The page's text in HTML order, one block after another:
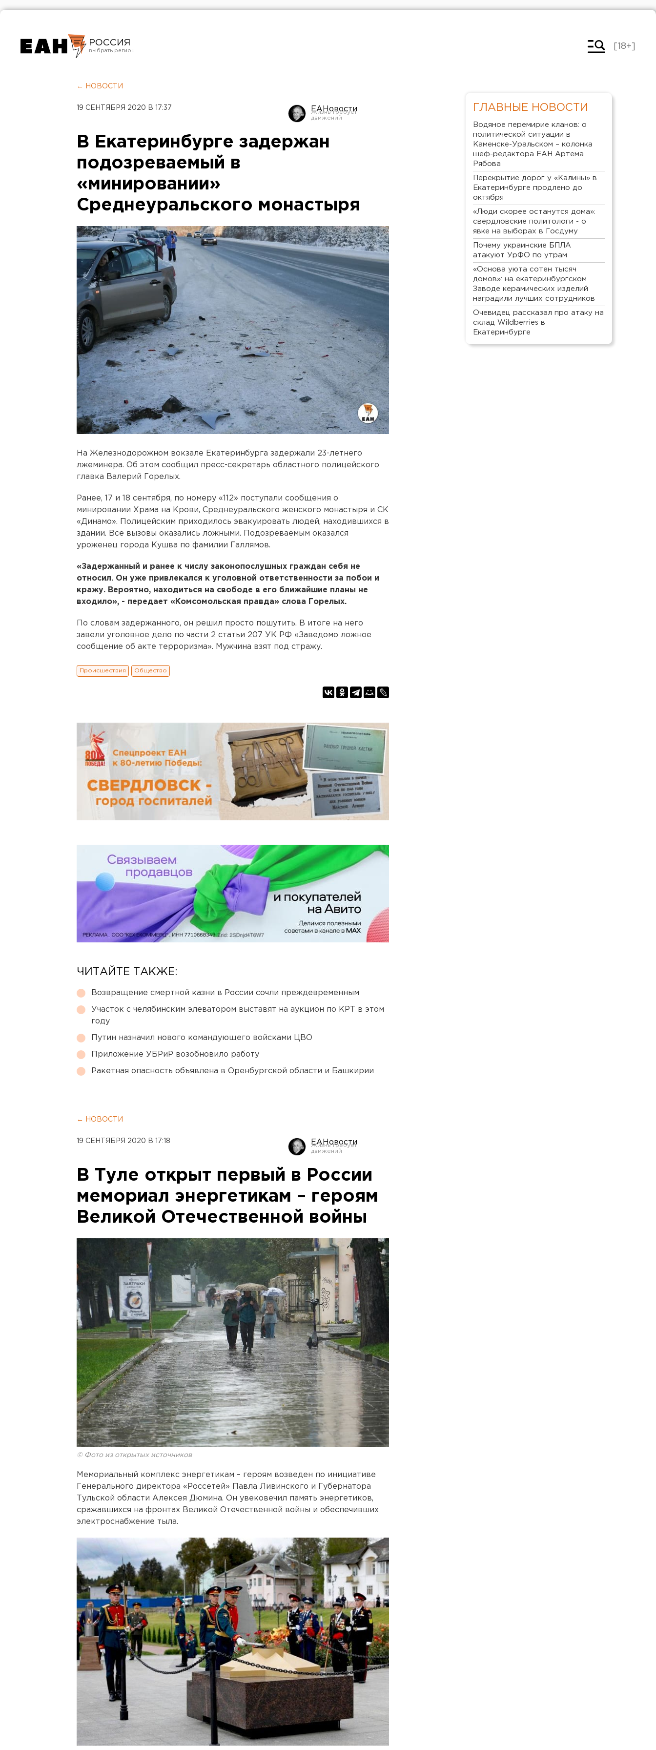
РОССИЯ
Челябинск
[18+]
← НОВОСТИ
19 СЕНТЯБРЯ 2020 В 17:37 ЕАНовости
В Екатеринбурге задержан
подозреваемый в
«минировании»
Среднеуральского монастыря
На Железнодорожном вокзале Екатеринбурга задержали 23-летнего
лжеминера. Об этом сообщил пресс-секретарь областного полицейского
главка Валерий Горелых.
Ранее, 17 и 18 сентября, по номеру «112» поступали сообщения о
минировании Храма на Крови, Среднеуральского женского монастыря и СК
«Динамо». Полицейским приходилось эвакуировать людей, находившихся в
здании. Все вызовы оказались ложными. Подозреваемым оказался
уроженец города Кушва по фамилии Галлямов.
«Задержанный и ранее к числу законопослушных граждан себя не
относил. Он уже привлекался к уголовной ответственности за побои и
кражу. Вероятно, находиться на свободе в его ближайшие планы не
входило», - передает «Комсомольская правда» слова Горелых.
По словам задержанного, он решил просто пошутить. В итоге на него
завели уголовное дело по части 2 статьи 207 УК РФ «Заведомо ложное
сообщение об акте терроризма». Мужчина взят под стражу.
Происшествия Общество
ЧИТАЙТЕ ТАКЖЕ:
Возвращение смертной казни в России сочли преждевременным
Участок с челябинским элеватором выставят на аукцион по КРТ в этом
году
Путин назначил нового командующего войсками ЦВО
Приложение УБРиР возобновило работу
Ракетная опасность объявлена в Оренбургской области и Башкирии
← НОВОСТИ
19 СЕНТЯБРЯ 2020 В 17:18 ЕАНовости
В Туле открыт первый в России
мемориал энергетикам – героям
Великой Отечественной войны
© Фото из открытых источников
Мемориальный комплекс энергетикам – героям возведен по инициативе
Генерального директора «Россетей» Павла Ливинского и Губернатора
Тульской области Алексея Дюмина. Он увековечил память энергетиков,
сражавшихся на фронтах Великой Отечественной войны и обеспечивших
электроснабжение тыла.
ГЛАВНЫЕ НОВОСТИ
Водяное перемирие кланов: о
политической ситуации в
Каменске-Уральском – колонка
шеф-редактора ЕАН Артема
Рябова
Перекрытие дорог у «Калины» в
Екатеринбурге продлено до
октября
«Люди скорее останутся дома»:
свердловские политологи - о
явке на выборах в Госдуму
Почему украинские БПЛА
атакуют УрФО по утрам
«Основа уюта сотен тысяч
домов»: на екатеринбургском
Заводе керамических изделий
наградили лучших сотрудников
Очевидец рассказал про атаку на
склад Wildberries в
Екатеринбурге